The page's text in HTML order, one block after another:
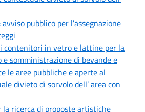
pubblico per l’assegnazione
contenitori in vetro e lattine per la
somministrazione di bevande e
le aree pubbliche e aperte al
divieto di sorvolo dell’ area con
la ricerca di proposte artistiche